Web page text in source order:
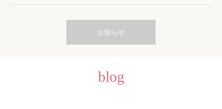
お知らせ
blog